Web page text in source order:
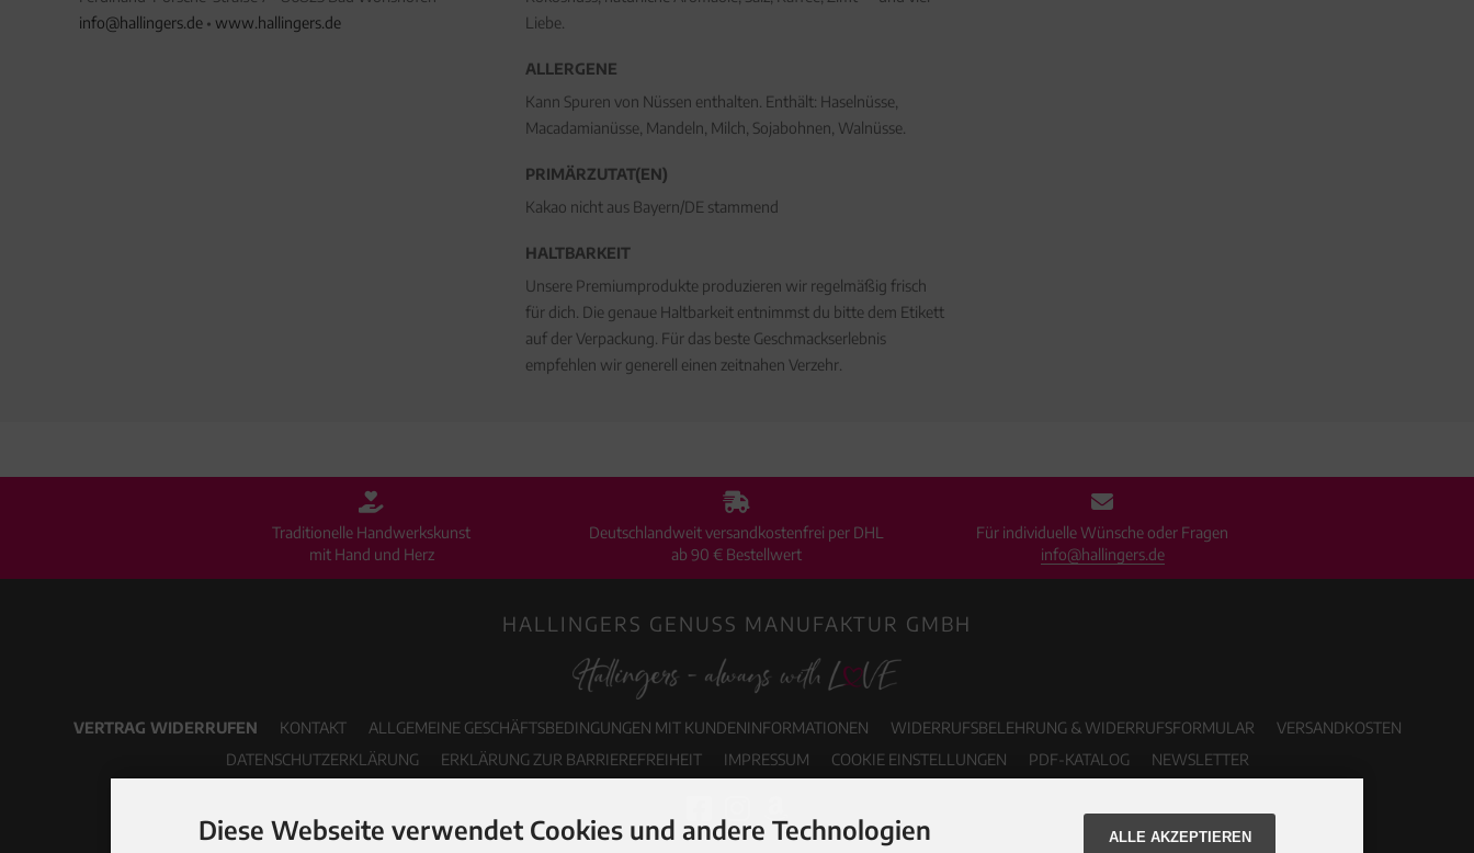
info@hallingers.de • www.hallingers.de
Liebe.
ALLERGENE
Kann Spuren von Nüssen enthalten. Enthält: Haselnüsse,
Macadamianüsse, Mandeln, Milch, Sojabohnen, Walnüsse.
PRIMÄRZUTAT(EN)
Kakao nicht aus Bayern/DE stammend
HALTBARKEIT
Unsere Premiumprodukte produzieren wir regelmäßig frisch
für dich. Die genaue Haltbarkeit entnimmst du bitte dem Etikett
auf der Verpackung. Für das beste Geschmackserlebnis
empfehlen wir generell einen zeitnahen Verzehr.
Traditionelle Handwerkskunst
mit Hand und Herz
Deutschlandweit versandkostenfrei per DHL
ab 90 € Bestellwert
Für individuelle Wünsche oder Fragen
info@hallingers.de
HALLINGERS GENUSS MANUFAKTUR GMBH
VERTRAG WIDERRUFEN KONTAKT ALLGEMEINE GESCHÄFTSBEDINGUNGEN MIT KUNDENINFORMATIONEN WIDERRUFSBELEHRUNG & WIDERRUFSFORMULAR
VERSANDKOSTEN
DATENSCHUTZERKLÄRUNG
ERKLÄRUNG ZUR BARRIEREFREIHEIT IMPRESSUM COOKIE EINSTELLUNGEN PDF-KATALOG NEWSLETTER
Diese Webseite verwendet Cookies und andere Technologien ALLE AKZEPTIEREN